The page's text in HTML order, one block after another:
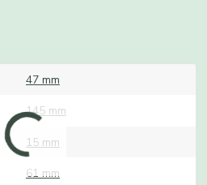
47 mm
145 mm
15 mm
61 mm